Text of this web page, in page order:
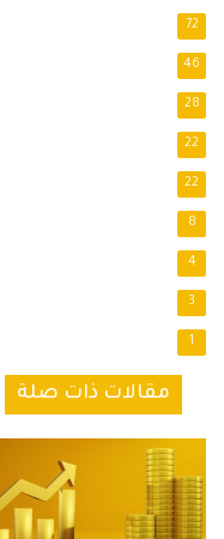
72
46
28
22
22
8
4
3
1
مقالات ذات صلة